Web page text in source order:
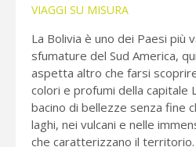
VIAGGI SU MISURA
La Bolivia è uno dei Paesi più
sfumature del Sud America,
aspetta altro che farsi
colori e profumi della capitale
bacino di bellezze senza fine
laghi, nei vulcani e nelle
che caratterizzano il